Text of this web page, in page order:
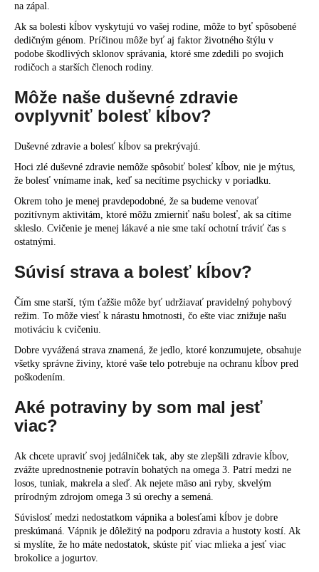
na zápal.
Ak sa bolesti kĺbov vyskytujú vo vašej rodine, môže to byť spôsobené
dedičným génom. Príčinou môže byť aj faktor životného štýlu v
podobe škodlivých sklonov správania, ktoré sme zdedili po svojich
rodičoch a starších členoch rodiny.
Môže naše duševné zdravie
ovplyvniť bolesť kĺbov?
Duševné zdravie a bolesť kĺbov sa prekrývajú.
Hoci zlé duševné zdravie nemôže spôsobiť bolesť kĺbov, nie je mýtus,
že bolesť vnímame inak, keď sa necítime psychicky v poriadku.
Okrem toho je menej pravdepodobné, že sa budeme venovať
pozitívnym aktivitám, ktoré môžu zmierniť našu bolesť, ak sa cítime
skleslo. Cvičenie je menej lákavé a nie sme takí ochotní tráviť čas s
ostatnými.
Súvisí strava a bolesť kĺbov?
Čím sme starší, tým ťažšie môže byť udržiavať pravidelný pohybový
režim. To môže viesť k nárastu hmotnosti, čo ešte viac znižuje našu
motiváciu k cvičeniu.
Dobre vyvážená strava znamená, že jedlo, ktoré konzumujete, obsahuje
všetky správne živiny, ktoré vaše telo potrebuje na ochranu kĺbov pred
poškodením.
Aké potraviny by som mal jesť
viac?
Ak chcete upraviť svoj jedálniček tak, aby ste zlepšili zdravie kĺbov,
zvážte uprednostnenie potravín bohatých na omega 3. Patrí medzi ne
losos, tuniak, makrela a sleď. Ak nejete mäso ani ryby, skvelým
prírodným zdrojom omega 3 sú orechy a semená.
Súvislosť medzi nedostatkom vápnika a bolesťami kĺbov je dobre
preskúmaná. Vápnik je dôležitý na podporu zdravia a hustoty kostí. Ak
si myslíte, že ho máte nedostatok, skúste piť viac mlieka a jesť viac
brokolice a jogurtov.